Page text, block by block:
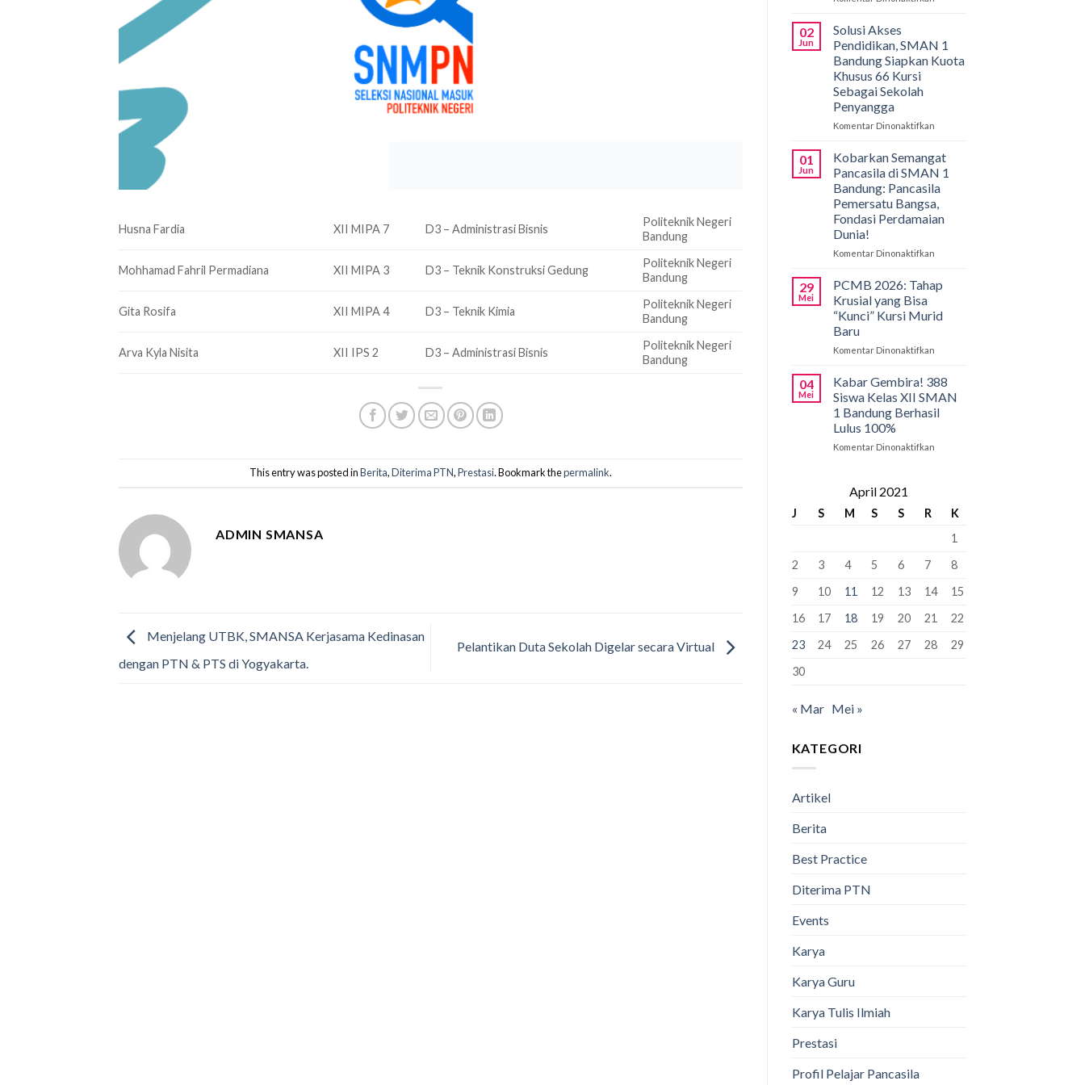
Husna Fardia XII MIPA 7 D3 – Administrasi Bisnis
Politeknik Negeri
Bandung
Mohhamad Fahril Permadiana XII MIPA 3 D3 – Teknik Konstruksi Gedung
Politeknik Negeri
Bandung
Gita Rosifa XII MIPA 4 D3 – Teknik Kimia
Politeknik Negeri
Bandung
Arva Kyla Nisita XII IPS 2 D3 – Administrasi Bisnis
Politeknik Negeri
Bandung
This entry was posted inBerita,Diterima PTN,Prestasi. Bookmark thepermalink.
ADMIN SMANSA
Menjelang UTBK, SMANSA Kerjasama Kedinasan
dengan PTN & PTS di Yogyakarta.
Pelantikan Duta Sekolah Digelar secara Virtual
Bali!
Siswa
SMAN
Applied
Biology
Olympiad
2026
02
Jun
Solusi Akses
Pendidikan, SMAN 1
Bandung Siapkan Kuota
Khusus 66 Kursi
Sebagai Sekolah
Penyangga
Komentar Dinonaktifkan
Akses
Pendidikan,
SMAN
1
Bandung
Siapkan
Sebagai
Penyangga
01
Jun
Kobarkan Semangat
Pancasila di SMAN 1
Bandung: Pancasila
Pemersatu Bangsa,
Fondasi Perdamaian
Dunia!
Komentar Dinonaktifkan
Pancasila
SMAN
Pemersatu
Fondasi
Perdamaian
29
Mei
PCMB 2026: Tahap
Krusial yang Bisa
“Kunci” Kursi Murid
Baru
Komentar Dinonaktifkan
2026:
Tahap
Krusial
yang
04
Mei
Kabar Gembira! 388
Siswa Kelas XII SMAN
1 Bandung Berhasil
Lulus 100%
Komentar Dinonaktifkan
Kelas
SMAN
Bandung
Lulus
100%
April 2021
J S M S S R
K
1
2
3 4 5 6 7
8
9
10 11 12 13 14
15
16
17 18 19 20 21
22
23
24 25 26 27 28
29
30
« Mar Mei »
KATEGORI
Artikel
Berita
Best Practice
Diterima PTN
Events
Karya
Karya Guru
Karya Tulis Ilmiah
Prestasi
Profil Pelajar Pancasila